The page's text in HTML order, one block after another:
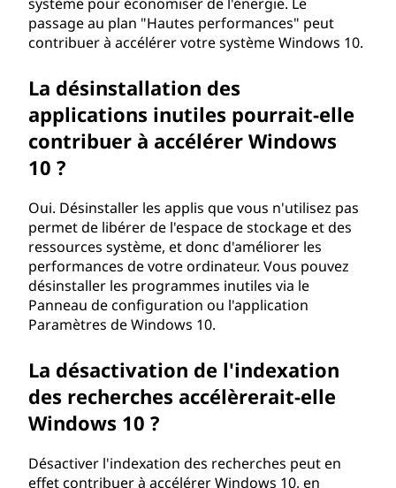
passage au plan "Hautes performances" peut
contribuer à accélérer votre système Windows 10.
La désinstallation des
applications inutiles pourrait-elle
contribuer à accélérer Windows
10 ?
Oui. Désinstaller les applis que vous n'utilisez pas
permet de libérer de l'espace de stockage et des
ressources système, et donc d'améliorer les
performances de votre ordinateur. Vous pouvez
désinstaller les programmes inutiles via le
Panneau de configuration ou l'application
Paramètres de Windows 10.
La désactivation de l'indexation
des recherches accélèrerait-elle
Windows 10 ?
Désactiver l'indexation des recherches peut en
effet contribuer à accélérer Windows 10, en